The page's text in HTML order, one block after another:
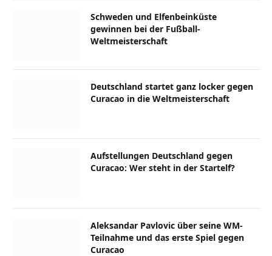
Schweden und Elfenbeinküste
gewinnen bei der Fußball-
Weltmeisterschaft
Deutschland startet ganz locker gegen
Curacao in die Weltmeisterschaft
Aufstellungen Deutschland gegen
Curacao: Wer steht in der Startelf?
Aleksandar Pavlovic über seine WM-
Teilnahme und das erste Spiel gegen
Curacao